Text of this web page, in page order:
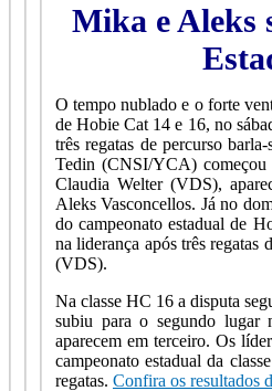
Mika e Aleks
O tempo nublado e o forte
de Hobie Cat 14 e 16, no
três regatas de percurso
Tedin (CNSI/YCA) começou
Claudia Welter (VDS),
Aleks Vasconcellos. Já no
do campeonato estadual de
na liderança após três
(VDS).
Na classe HC 16 a disputa
subiu para o segundo lugar
aparecem em terceiro. Os
campeonato estadual da
regatas. Confira os resultados